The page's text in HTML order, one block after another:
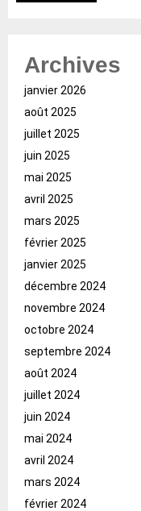
Archives
janvier 2026
août 2025
juillet 2025
juin 2025
mai 2025
avril 2025
mars 2025
février 2025
janvier 2025
décembre 2024
novembre 2024
octobre 2024
septembre 2024
août 2024
juillet 2024
juin 2024
mai 2024
avril 2024
mars 2024
février 2024